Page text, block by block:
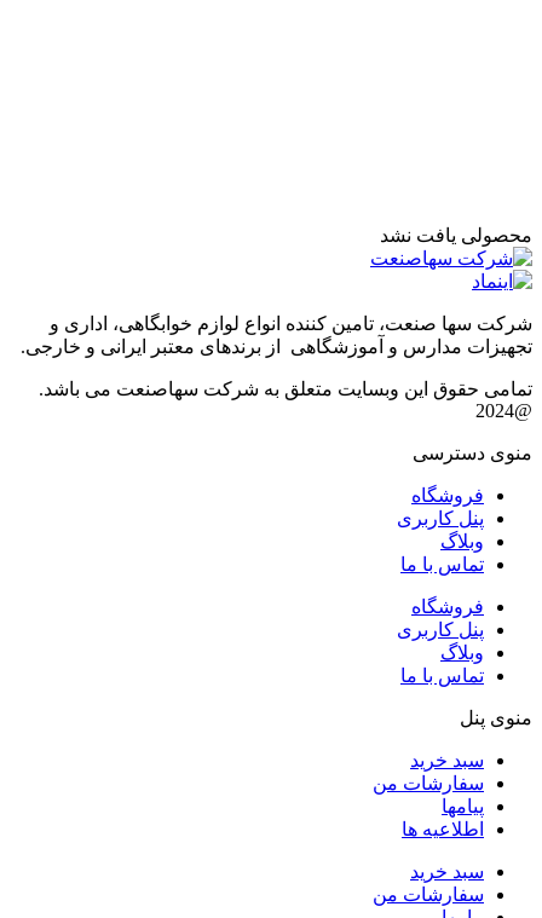
محصولی یافت نشد
شرکت سها صنعت، تامین کننده انواع لوازم خوابگاهی، اداری و
تجهیزات مدارس و آموزشگاهی از برندهای معتبر ایرانی و خارجی.
تمامی حقوق این وبسایت متعلق به شرکت سهاصنعت می باشد.
@2024
منوی دسترسی
فروشگاه
پنل کاربری
وبلاگ
تماس با ما
فروشگاه
پنل کاربری
وبلاگ
تماس با ما
منوی پنل
سبد خرید
سفارشات من
پیامها
اطلاعیه ها
سبد خرید
سفارشات من